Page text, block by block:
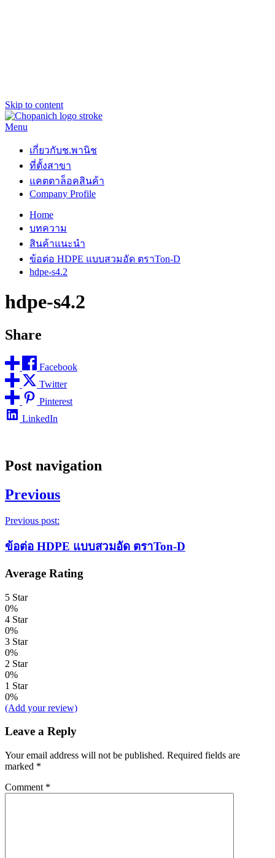
Skip to content
Menu
เกี่ยวกับช.พานิช
ที่ตั้งสาขา
แคตตาล็อคสินค้า
Company Profile
Home
บทความ
สินค้าแนะนำ
ข้อต่อ HDPE แบบสวมอัด ตราTon-D
hdpe-s4.2
hdpe-s4.2
Share
Facebook
Twitter
Pinterest
LinkedIn
Post navigation
Previous
Previous post:
ข้อต่อ HDPE แบบสวมอัด ตราTon-D
Average Rating
5 Star
0%
4 Star
0%
3 Star
0%
2 Star
0%
1 Star
0%
(Add your review)
Leave a Reply
Your email address will not be published. Required fields are
marked *
Comment *